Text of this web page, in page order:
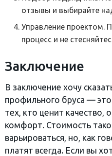
отзывы и выбирайте
Управление проектом.
процесс и не
Заключение
В заключение хочу
профильного бруса —
тех, кто ценит
комфорт. Стоимость
варьироваться, но, как
платят всегда. Если вы